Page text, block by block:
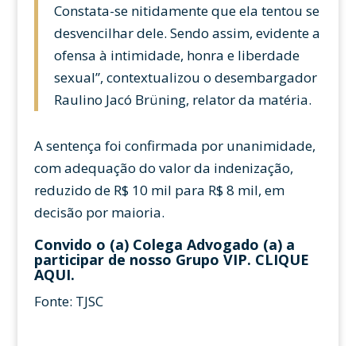
Constata-se nitidamente que ela tentou se
desvencilhar dele. Sendo assim, evidente a
ofensa à intimidade, honra e liberdade
sexual”, contextualizou o desembargador
Raulino Jacó Brüning, relator da matéria.
A sentença foi confirmada por unanimidade,
com adequação do valor da indenização,
reduzido de R$ 10 mil para R$ 8 mil, em
decisão por maioria.
Convido o (a) Colega Advogado (a) a
participar de nosso Grupo VIP. CLIQUE
AQUI.
Fonte: TJSC